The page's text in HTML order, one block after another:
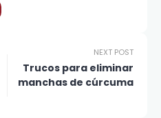
NEXT POST
Trucos para eliminar
manchas de cúrcuma